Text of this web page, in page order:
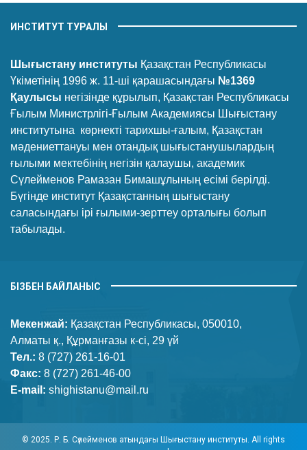
ИНСТИТУТ ТУРАЛЫ
Шығыстану институты Қазақстан Республикасы
Үкіметінің 1996 ж. 11-ші қарашасындағы №1369
Қаулысы негізінде құрылып, Қазақстан Республикасы
Ғылым Министрлігі-Ғылым Академиясы Шығыстану
институтына көрнекті тарихшы-ғалым, Қазақстан
мәдениеттануы мен отандық шығыстанушылардың
ғылыми мектебінің негізін қалаушы, академик
Сүлейменов Рамазан Бимашұлының есімі берілді.
Бүгінде институт Қазақстанның шығыстану
саласындағы ірі ғылыми-зерттеу орталығы болып
табылады.
БІЗБЕН БАЙЛАНЫС
Мекенжай: Қазақстан Республикасы, 050010,
Алматы қ., Құрманғазы к-сі, 29 үй
Тел.: 8 (727) 261-16-01
Факс: 8 (727) 261-46-00
E-mail: shighistanu@mail.ru
© 2025. Р. Б. Сүлейменов атындағы Шығыстану институты. All rights